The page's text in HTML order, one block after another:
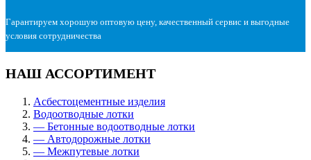
Гарантируем хорошую оптовую цену, качественный сервис и выгодные
условия сотрудничества
НАШ АССОРТИМЕНТ
Асбестоцементные изделия
Водоотводные лотки
— Бетонные водоотводные лотки
— Автодорожные лотки
— Межпутевые лотки